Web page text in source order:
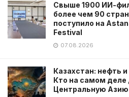
Свыше 1900 ИИ-
более чем 90 стран
поступило на
Festival
07.08.2026
Казахстан: нефть
Кто на самом деле
Центральную Азию